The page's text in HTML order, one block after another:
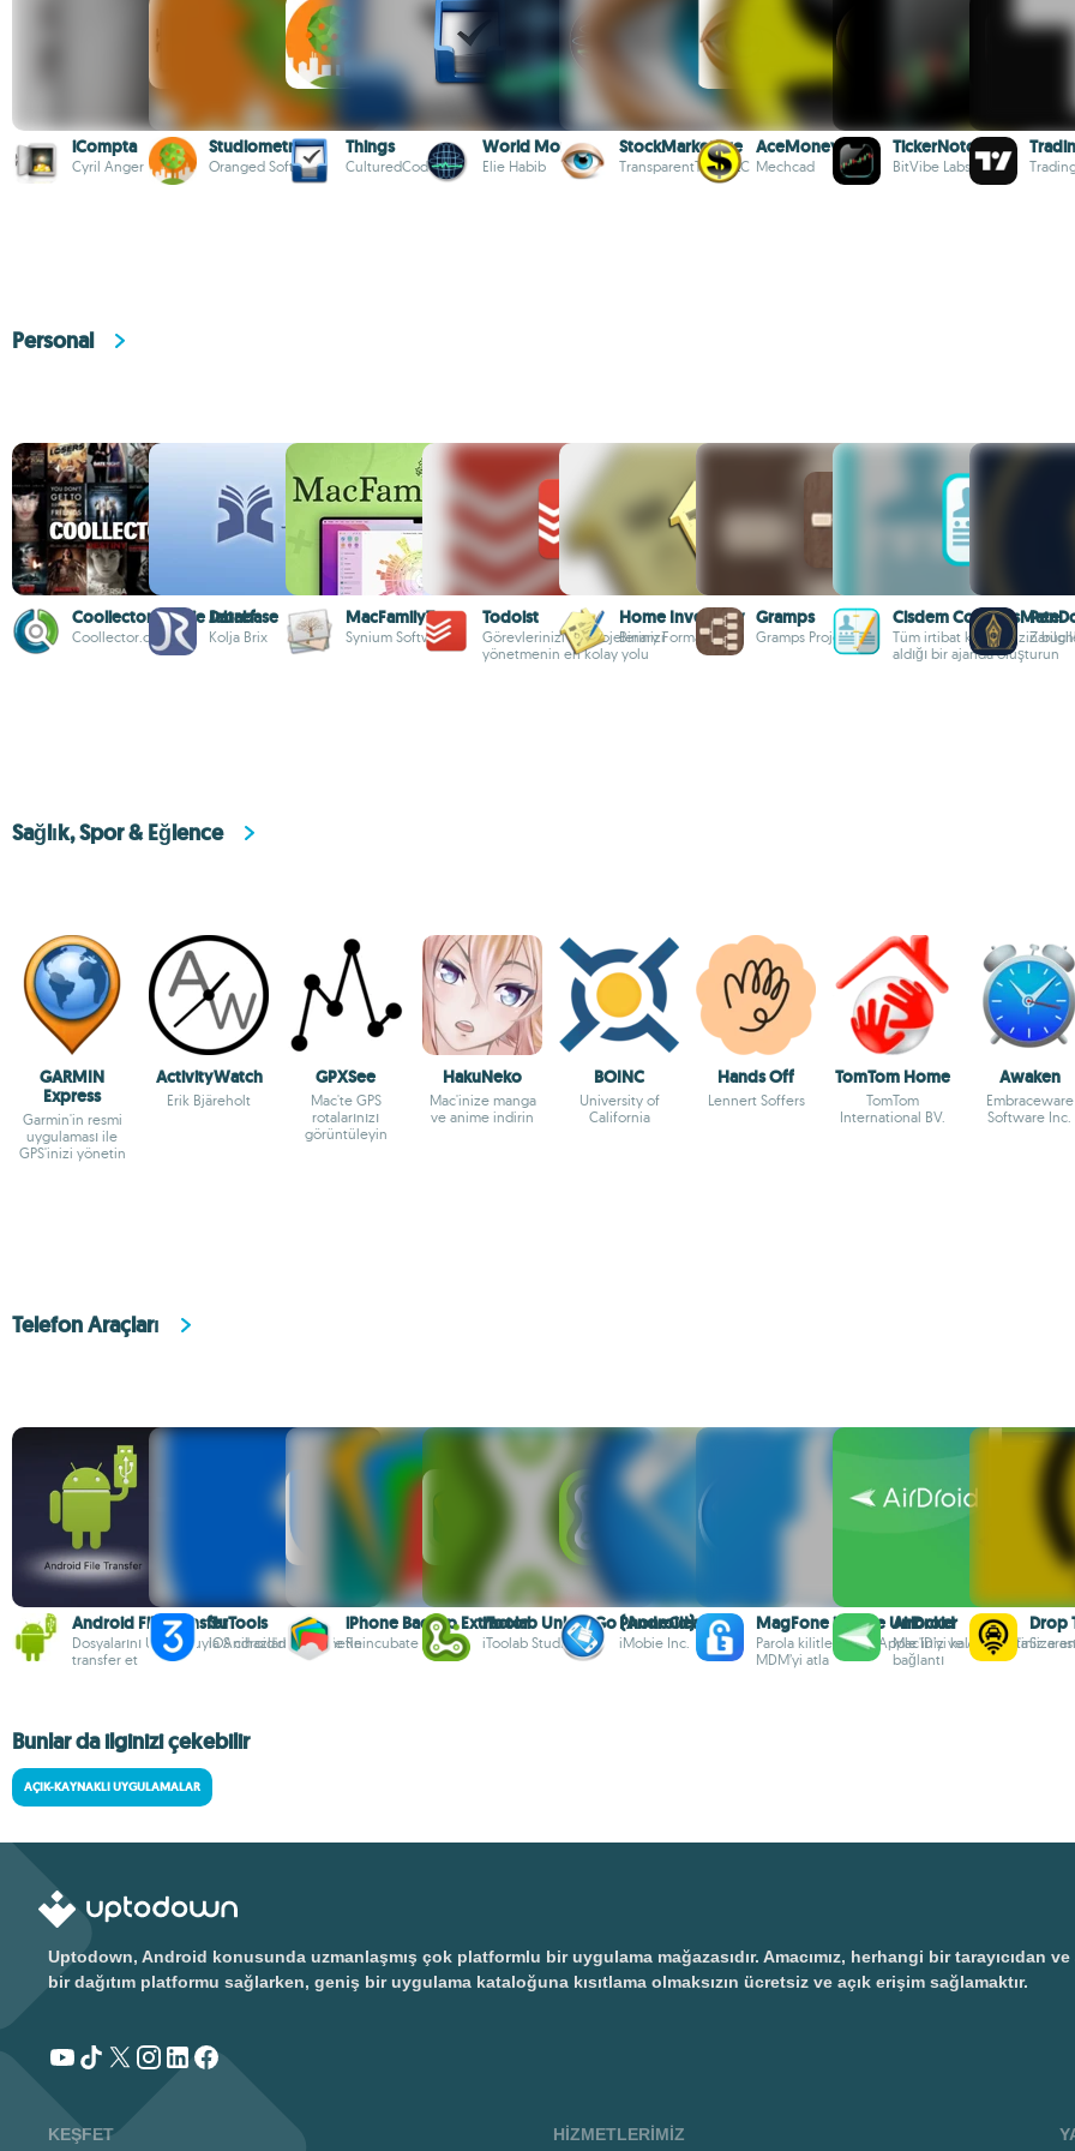
iCompta
Cyril Anger
Studiometry
Oranged Software
Things
CulturedCode
World Monitor
Elie Habib
StockMarketEye
TransparentTech LLC
AceMoney
Mechcad
TickerNotch
BitVibe Labs
Personal
Coollector Movie Database
Coollector.com
Jabref
Kolja Brix
MacFamilyTree
Synium Software
Todoist
Görevlerinizi ve projelerinizi
yönetmenin en kolay yolu
Home Inventory
Binary Formations
Gramps
Gramps Project
Cisdem ContactsMate
Tüm irtibat kişilerinizin
aldığı bir ajanda oluşturun
Sağlık, Spor & Eğlence
GARMIN
Express
Garmin'in resmi
uygulaması ile
GPS'inizi yönetin
ActivityWatch
Erik Bjäreholt
GPXSee
Mac'te GPS
rotalarınızı
görüntüleyin
HakuNeko
Mac'inize manga
ve anime indirin
BOINC
University of
California
Hands Off
Lennert Soffers
TomTom Home
TomTom
International BV.
Awaken
Embraceware
Software Inc.
Telefon Araçları
Android File Transfer
Dosyalarını USB yoluyla Android'den Mac'e
transfer et
3uTools
iOS cihazlarınızı yönetin
iPhone Backup Extractor
Reincubate Ltd.
iToolab UnlockGo (Android)
iToolab Studio
PhoneClean
iMobie Inc.
MagFone iPhone Unlocker
Parola kilitlerini aç, Apple ID’yi kaldır, iOS’ta
MDM’yi atla
AirDroid
Mac'iniz ve Android'iniz
bağlantı
Drop
Size
Bunlar da ilginizi çekebilir
AÇIK-KAYNAKLI UYGULAMALAR
Uptodown, Android konusunda uzmanlaşmış çok platformlu bir uygulama mağazasıdır. Amacımız, herhangi bir tarayıcıdan
bir dağıtım platformu sağlarken, geniş bir uygulama kataloğuna kısıtlama olmaksızın ücretsiz ve açık erişim sağlamaktır.
KEŞFET HIZMETLERIMIZ